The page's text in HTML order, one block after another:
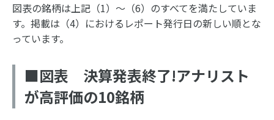
図表の銘柄は上記（1）～（6）のすべてを満たしていま
す。掲載は（4）におけるレポート発行日の新しい順とな
っています。
■図表 決算発表終了!アナリスト
が高評価の10銘柄